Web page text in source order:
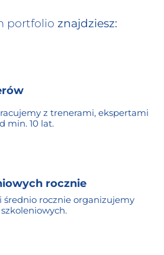
portfolio znajdziesz:
z trenerami, ekspertami
min. 10 lat.
rocznie
średnio rocznie organizujemy